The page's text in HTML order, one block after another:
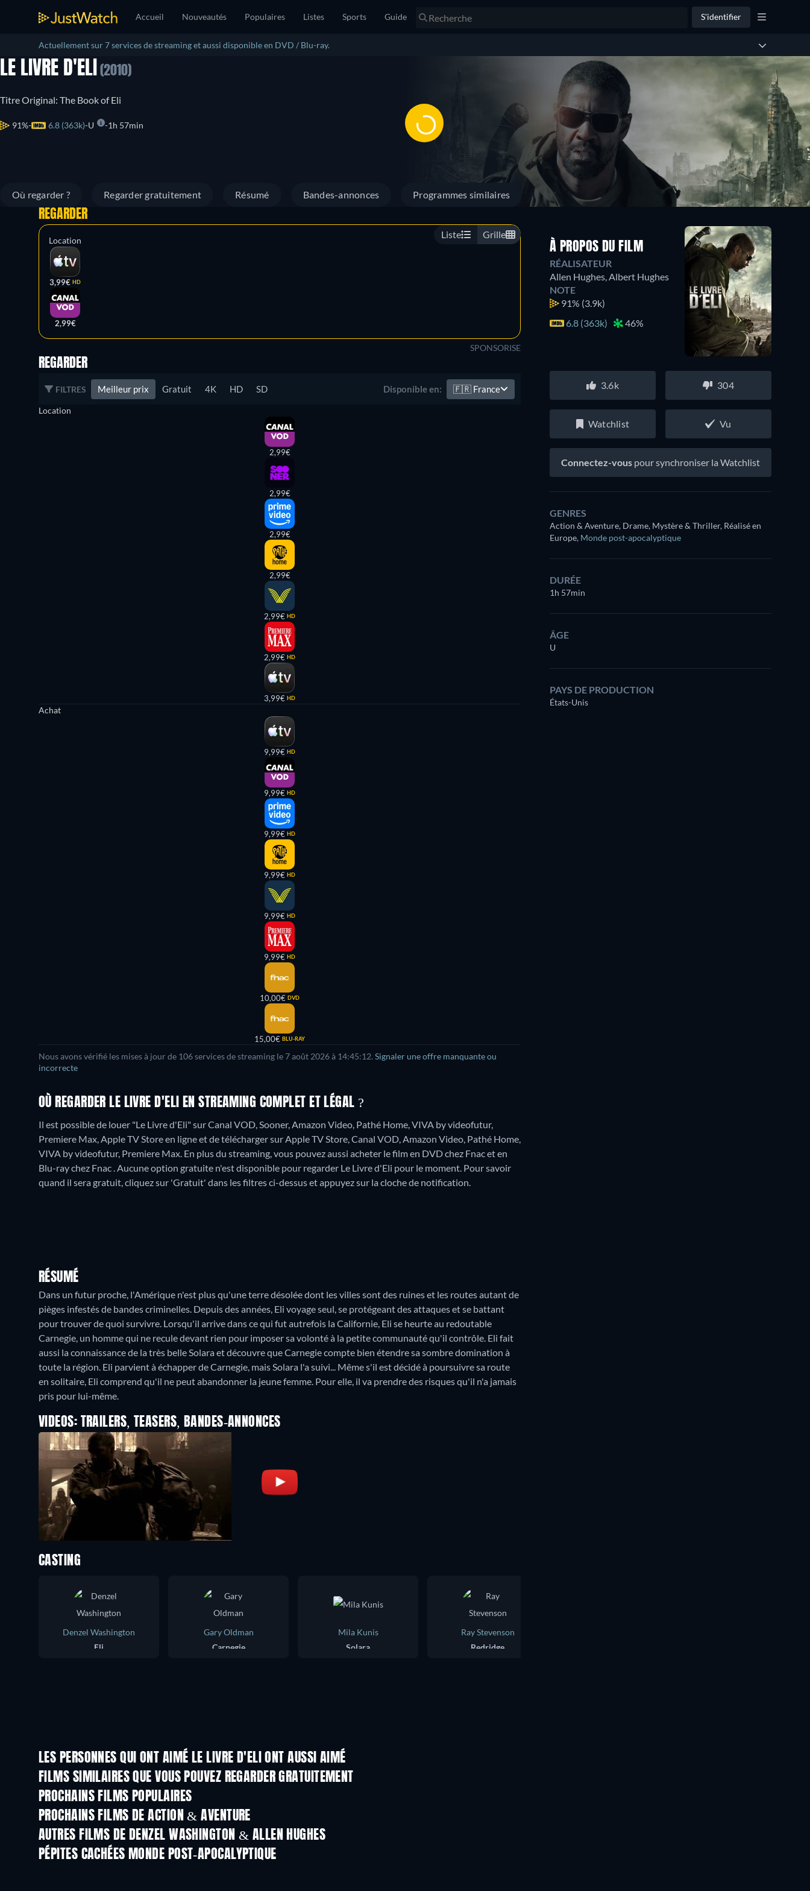
Accueil Nouveautés Populaires Listes Sports Guide S'identifier
Actuellement sur 7 services de streaming et aussi disponible en DVD / Blu-ray.
LE LIVRE D'ELI (2010)
Titre Original: The Book of Eli
91% 6.8 (363k) U 1h 57min
Où regarder ? Regarder gratuitement Résumé Bandes-annonces Programmes similaires
Liste Grille
REGARDER
Location
3,99€ HD
2,99€
SPONSORISE
REGARDER
FILTRES Meilleur prix Gratuit 4K HD SD Disponible en: 🇫🇷 France
Location
2,99€
2,99€
2,99€
2,99€
2,99€ HD
2,99€ HD
3,99€ HD
Achat
9,99€ HD
9,99€ HD
9,99€ HD
9,99€ HD
9,99€ HD
9,99€ HD
10,00€ DVD
15,00€ BLU-RAY
Nous avons vérifié les mises à jour de 106services de streaming le7 août 2026à 14:45:12. Signaler une offre manquante ou
incorrecte
OÙ REGARDER LE LIVRE D'ELI EN STREAMING COMPLET ET LÉGAL ?
Il est possible de louer "Le Livre d'Eli" sur Canal VOD, Sooner, Amazon Video, Pathé Home, VIVA by videofutur,
Premiere Max, Apple TV Store en ligne et de télécharger sur Apple TV Store, Canal VOD, Amazon Video, Pathé Home,
VIVA by videofutur, Premiere Max. En plus du streaming, vous pouvez aussi acheter le film en DVD chez Fnac et en
Blu-ray chez Fnac .Aucune option gratuite n'est disponible pour regarder Le Livre d'Eli pour le moment. Pour savoir
quand il sera gratuit, cliquez sur 'Gratuit' dans les filtres ci-dessus et appuyez sur la cloche de notification.
RÉSUMÉ
Dans un futur proche, l'Amérique n'est plus qu'une terre désolée dont les villes sont des ruines et les routes autant de
pièges infestés de bandes criminelles. Depuis des années, Eli voyage seul, se protégeant des attaques et se battant
pour trouver de quoi survivre. Lorsqu'il arrive dans ce qui fut autrefois la Californie, Eli se heurte au redoutable
Carnegie, un homme qui ne recule devant rien pour imposer sa volonté à la petite communauté qu'il contrôle. Eli fait
aussi la connaissance de la très belle Solara et découvre que Carnegie compte bien étendre sa sombre domination à
toute la région. Eli parvient à échapper de Carnegie, mais Solara l'a suivi... Même s'il est décidé à poursuivre sa route
en solitaire, Eli comprend qu'il ne peut abandonner la jeune femme. Pour elle, il va prendre des risques qu'il n'a jamais
pris pour lui-même.
VIDEOS: TRAILERS, TEASERS, BANDES-ANNONCES
À PROPOS DU FILM
RÉALISATEUR
Allen Hughes,Albert Hughes
NOTE
91% (3.9k)
6.8 (363k)
46%
3.6k 304
Watchlist Vu
Connectez-vous pour synchroniser la Watchlist
GENRES
Action & Aventure, Drame, Mystère & Thriller, Réalisé en
Europe, Monde post-apocalyptique
DURÉE
1h 57min
ÂGE
U
PAYS DE PRODUCTION
États-Unis
CASTING
Denzel Washington
Eli
Gary Oldman
Carnegie
Mila Kunis
Solara
Ray Stevenson
Redridge
LES PERSONNES QUI ONT AIMÉ LE LIVRE D'ELI ONT AUSSI AIMÉ
FILMS SIMILAIRES QUE VOUS POUVEZ REGARDER GRATUITEMENT
PROCHAINS FILMS POPULAIRES
PROCHAINS FILMS DE ACTION & AVENTURE
AUTRES FILMS DE DENZEL WASHINGTON & ALLEN HUGHES
PÉPITES CACHÉES MONDE POST-APOCALYPTIQUE